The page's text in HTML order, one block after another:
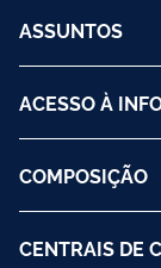
ASSUNTOS
ACESSO À
COMPOSIÇÃO
CENTRAIS DE